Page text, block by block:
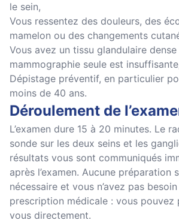
le sein,
Vous ressentez des douleurs, des
mamelon ou des changements
Vous avez un tissu glandulaire
mammographie seule est
Dépistage préventif, en particulier
moins de 40 ans.
Déroulement de
L’examen dure 15 à 20 minutes. Le
sonde sur les deux seins et les
résultats vous sont communiqués
après l’examen. Aucune préparation
nécessaire et vous n’avez pas besoin
prescription médicale : vous pouvez
vous directement.